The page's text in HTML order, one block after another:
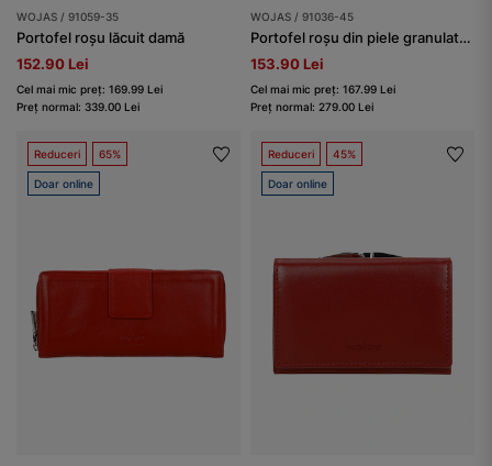
WOJAS / 91059-35
Portofel roșu lăcuit damă
152.90 Lei
Cel mai mic preț: 169.99 Lei
Preț normal: 339.00 Lei
WOJAS / 91036-45
Portofel roșu din piele granulată damă
153.90 Lei
Cel mai mic preț: 167.99 Lei
Preț normal: 279.00 Lei
Reduceri 65%
Doar online
Reduceri 45%
Doar online